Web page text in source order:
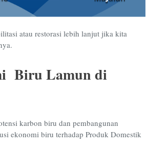
atau restorasi lebih lanjut jika kita
Biru Lamun di
karbon biru dan pembangunan
ekonomi biru terhadap Produk Domestik